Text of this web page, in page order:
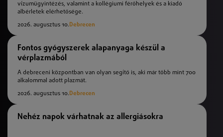
vízumügyintézés, valamint a kollégiumi férőhelyek és a kiadó
albérletek elérhetősége.
2026. augusztus 10.Debrecen
Fontos gyógyszerek alapanyaga készül a
vérplazmából
A debreceni központban van olyan segítő is, aki már több mint 700
alkalommal adott plazmát.
2026. augusztus 10.Debrecen
Nehéz napok várhatnak az allergiásokra